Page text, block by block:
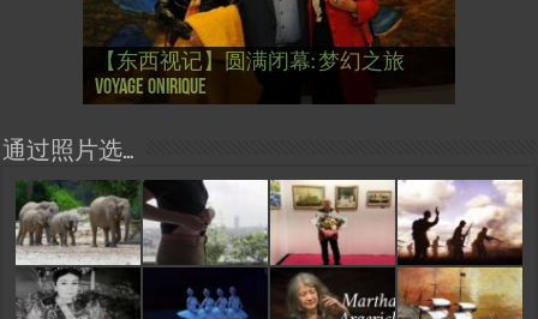
【东西视记】圆满闭幕: 梦幻之旅
Voyage onirique
【东西视记】开幕：唐恽鉎 Michel
Tong, 梦幻之旅 Voyage onirique
【东西视记】展讯：唐恽鉎 Michel
Tong, 梦幻之旅 Voyage onirique
【跨年晚会】祝各位 佳年快乐 Bonne
année 2023, Le feu d’artifice de Paris
【一画一故事】唐恽鉎 Michel Tong One
Painting One Story
【一画一故事】林象元 Lin XiangYuan One
Painting One Story
【国际参考】芭蕾舞: 天鹅湖 乌克兰
大剧院版 Le lac des cygnes – Opéra national
d’Ukraine
【国际参考】巴黎政府举行“新年晚
会” Soirée musicale à la mairie du 13e le 8
Février
【国际参考】巴黎“艺术之都”展将于2
月12日揭幕 Art Capital s’ouvre le 12 Février
【东西视记】法国电影: “中国人占领
巴黎”，一种法国幽默与“预言” Les
chinois à Paris de J.Yanne
【东西视记】时装秀：巴黎时装界
的“顽童”与“不屈者” John Galliano le
surdoué de la mode
【东西视记】法国“复兴会”式【艺术
桥展】 Expo. que “RENAISSANCE” aurait pu
organiser
通过照片选…